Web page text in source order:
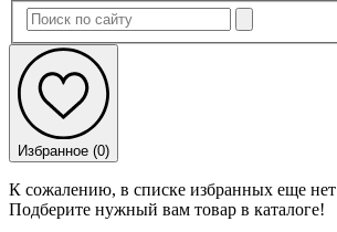
Избранное (0)
К сожалению, в списке избранных еще нет
Подберите нужный вам товар в каталоге!